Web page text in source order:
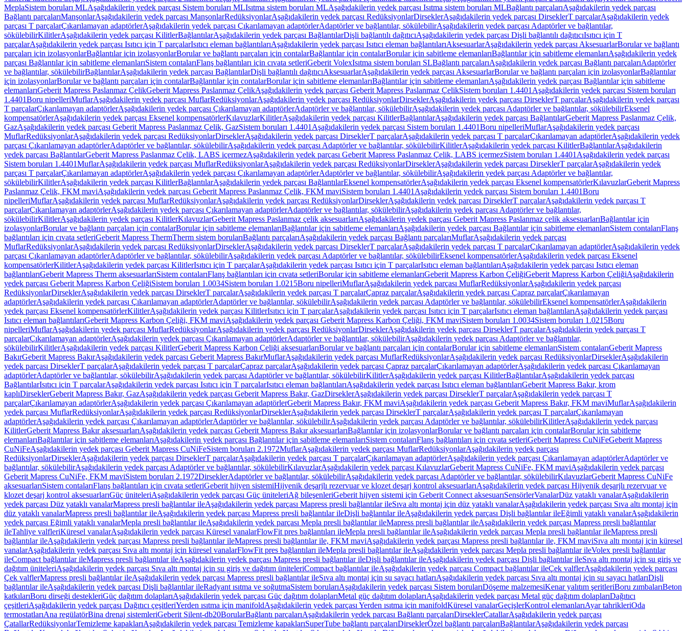
MeplaSistem boruları MLAşağıdakilerin yedek parçası Sistem boruları MLIsıtma sistem boruları MLAşağıdakilerin yedek parçası Isıtma sistem boruları MLBağlantı parçalarıAşağıdakilerin yedek parçası
Bağlantı parçalarıManşonlarAşağıdakilerin yedek parçası ManşonlarRedüksiyonlarAşağıdakilerin yedek parçası RedüksiyonlarDirseklerAşağıdakilerin yedek parçası DirseklerT parçalarAşağıdakilerin yedek
parçası T parçalarÇıkarılamayan adaptörlerAşağıdakilerin yedek parçası Çıkarılamayan adaptörlerAdaptörler ve bağlantılar, sökülebilirAşağıdakilerin yedek parçası Adaptörler ve bağlantılar,
sökülebilirKilitlerAşağıdakilerin yedek parçası KilitlerBağlantılarAşağıdakilerin yedek parçası BağlantılarDişli bağlantılı dağıtıcıAşağıdakilerin yedek parçası Dişli bağlantılı dağıtıcıIsıtıcı için T
parçalarAşağıdakilerin yedek parçası Isıtıcı için T parçalarIsıtıcı eleman bağlantılarıAşağıdakilerin yedek parçası Isıtıcı eleman bağlantılarıAksesuarlarAşağıdakilerin yedek parçası AksesuarlarBorular ve bağlantı
parçaları için izolasyonlarBağlantılar için izolasyonlarBorular ve bağlantı parçaları için contalarBağlantılar için contalarBorular için sabitleme elemanlarıBağlantılar için sabitleme elemanlarıAşağıdakilerin yedek
parçası Bağlantılar için sabitleme elemanlarıSistem contalarıFlanş bağlantıları için cıvata setleriGeberit VolexIsıtma sistem boruları SLBağlantı parçalarıAşağıdakilerin yedek parçası Bağlantı parçalarıAdaptörler
ve bağlantılar, sökülebilirBağlantılarAşağıdakilerin yedek parçası BağlantılarDişli bağlantılı dağıtıcıAksesuarlarAşağıdakilerin yedek parçası AksesuarlarBorular ve bağlantı parçaları için izolasyonlarBağlantılar
için izolasyonlarBorular ve bağlantı parçaları için contalarBağlantılar için contalarBorular için sabitleme elemanlarıBağlantılar için sabitleme elemanlarıAşağıdakilerin yedek parçası Bağlantılar için sabitleme
elemanlarıGeberit Mapress Paslanmaz ÇelikGeberit Mapress Paslanmaz ÇelikAşağıdakilerin yedek parçası Geberit Mapress Paslanmaz ÇelikSistem boruları 1.4401 Aşağıdakilerin yedek parçası Sistem boruları
1.4401Boru nipelleriMuflarAşağıdakilerin yedek parçası MuflarRedüksiyonlarAşağıdakilerin yedek parçası RedüksiyonlarDirseklerAşağıdakilerin yedek parçası DirseklerT parçalarAşağıdakilerin yedek parçası
T parçalarÇıkarılamayan adaptörlerAşağıdakilerin yedek parçası Çıkarılamayan adaptörlerAdaptörler ve bağlantılar, sökülebilirAşağıdakilerin yedek parçası Adaptörler ve bağlantılar, sökülebilirEksenel
kompensatörlerAşağıdakilerin yedek parçası Eksenel kompensatörlerKılavuzlarKilitlerAşağıdakilerin yedek parçası KilitlerBağlantılarAşağıdakilerin yedek parçası BağlantılarGeberit Mapress Paslanmaz Çelik,
GazAşağıdakilerin yedek parçası Geberit Mapress Paslanmaz Çelik, GazSistem boruları 1.4401 Aşağıdakilerin yedek parçası Sistem boruları 1.4401Boru nipelleriMuflarAşağıdakilerin yedek parçası
MuflarRedüksiyonlarAşağıdakilerin yedek parçası RedüksiyonlarDirseklerAşağıdakilerin yedek parçası DirseklerT parçalarAşağıdakilerin yedek parçası T parçalarÇıkarılamayan adaptörlerAşağıdakilerin yedek
parçası Çıkarılamayan adaptörlerAdaptörler ve bağlantılar, sökülebilirAşağıdakilerin yedek parçası Adaptörler ve bağlantılar, sökülebilirKilitlerAşağıdakilerin yedek parçası KilitlerBağlantılarAşağıdakilerin
yedek parçası BağlantılarGeberit Mapress Paslanmaz Çelik, LABS içermezAşağıdakilerin yedek parçası Geberit Mapress Paslanmaz Çelik, LABS içermezSistem boruları 1.4401 Aşağıdakilerin yedek parçası
Sistem boruları 1.4401MuflarAşağıdakilerin yedek parçası MuflarRedüksiyonlarAşağıdakilerin yedek parçası RedüksiyonlarDirseklerAşağıdakilerin yedek parçası DirseklerT parçalarAşağıdakilerin yedek
parçası T parçalarÇıkarılamayan adaptörlerAşağıdakilerin yedek parçası Çıkarılamayan adaptörlerAdaptörler ve bağlantılar, sökülebilirAşağıdakilerin yedek parçası Adaptörler ve bağlantılar,
sökülebilirKilitlerAşağıdakilerin yedek parçası KilitlerBağlantılarAşağıdakilerin yedek parçası BağlantılarEksenel kompensatörlerAşağıdakilerin yedek parçası Eksenel kompensatörlerKılavuzlarGeberit Mapress
Paslanmaz Çelik, FKM maviAşağıdakilerin yedek parçası Geberit Mapress Paslanmaz Çelik, FKM maviSistem boruları 1.4401 Aşağıdakilerin yedek parçası Sistem boruları 1.4401Boru
nipelleriMuflarAşağıdakilerin yedek parçası MuflarRedüksiyonlarAşağıdakilerin yedek parçası RedüksiyonlarDirseklerAşağıdakilerin yedek parçası DirseklerT parçalarAşağıdakilerin yedek parçası T
parçalarÇıkarılamayan adaptörlerAşağıdakilerin yedek parçası Çıkarılamayan adaptörlerAdaptörler ve bağlantılar, sökülebilirAşağıdakilerin yedek parçası Adaptörler ve bağlantılar,
sökülebilirKilitlerAşağıdakilerin yedek parçası KilitlerKılavuzlarGeberit Mapress Paslanmaz çelik aksesuarlarıAşağıdakilerin yedek parçası Geberit Mapress Paslanmaz çelik aksesuarlarıBağlantılar için
izolasyonlarBorular ve bağlantı parçaları için contalarBorular için sabitleme elemanlarıBağlantılar için sabitleme elemanlarıAşağıdakilerin yedek parçası Bağlantılar için sabitleme elemanlarıSistem contalarıFlanş
bağlantıları için cıvata setleriGeberit Mapress ThermTherm sistem borularıBağlantı parçalarıAşağıdakilerin yedek parçası Bağlantı parçalarıMuflarAşağıdakilerin yedek parçası
MuflarRedüksiyonlarAşağıdakilerin yedek parçası RedüksiyonlarDirseklerAşağıdakilerin yedek parçası DirseklerT parçalarAşağıdakilerin yedek parçası T parçalarÇıkarılamayan adaptörlerAşağıdakilerin yedek
parçası Çıkarılamayan adaptörlerAdaptörler ve bağlantılar, sökülebilirAşağıdakilerin yedek parçası Adaptörler ve bağlantılar, sökülebilirEksenel kompensatörlerAşağıdakilerin yedek parçası Eksenel
kompensatörlerKilitlerAşağıdakilerin yedek parçası KilitlerIsıtıcı için T parçalarAşağıdakilerin yedek parçası Isıtıcı için T parçalarIsıtıcı eleman bağlantılarıAşağıdakilerin yedek parçası Isıtıcı eleman
bağlantılarıGeberit Mapress Therm aksesuarlarıSistem contalarıFlanş bağlantıları için cıvata setleriBorular için sabitleme elemanlarıGeberit Mapress Karbon ÇeliğiGeberit Mapress Karbon ÇeliğiAşağıdakilerin
yedek parçası Geberit Mapress Karbon ÇeliğiSistem boruları 1.0034Sistem boruları 1.0215Boru nipelleriMuflarAşağıdakilerin yedek parçası MuflarRedüksiyonlarAşağıdakilerin yedek parçası
RedüksiyonlarDirseklerAşağıdakilerin yedek parçası DirseklerT parçalarAşağıdakilerin yedek parçası T parçalarÇapraz parçalarAşağıdakilerin yedek parçası Çapraz parçalarÇıkarılamayan
adaptörlerAşağıdakilerin yedek parçası Çıkarılamayan adaptörlerAdaptörler ve bağlantılar, sökülebilirAşağıdakilerin yedek parçası Adaptörler ve bağlantılar, sökülebilirEksenel kompensatörlerAşağıdakilerin
yedek parçası Eksenel kompensatörlerKilitlerAşağıdakilerin yedek parçası KilitlerIsıtıcı için T parçalarAşağıdakilerin yedek parçası Isıtıcı için T parçalarIsıtıcı eleman bağlantılarıAşağıdakilerin yedek parçası
Isıtıcı eleman bağlantılarıGeberit Mapress Karbon Çeliği, FKM maviAşağıdakilerin yedek parçası Geberit Mapress Karbon Çeliği, FKM maviSistem boruları 1.0034Sistem boruları 1.0215Boru
nipelleriMuflarAşağıdakilerin yedek parçası MuflarRedüksiyonlarAşağıdakilerin yedek parçası RedüksiyonlarDirseklerAşağıdakilerin yedek parçası DirseklerT parçalarAşağıdakilerin yedek parçası T
parçalarÇıkarılamayan adaptörlerAşağıdakilerin yedek parçası Çıkarılamayan adaptörlerAdaptörler ve bağlantılar, sökülebilirAşağıdakilerin yedek parçası Adaptörler ve bağlantılar,
sökülebilirKilitlerAşağıdakilerin yedek parçası KilitlerGeberit Mapress Karbon Çeliği aksesuarlarıBorular ve bağlantı parçaları için contalarBorular için sabitleme elemanlarıSistem contalarıGeberit Mapress
BakırGeberit Mapress BakırAşağıdakilerin yedek parçası Geberit Mapress BakırMuflarAşağıdakilerin yedek parçası MuflarRedüksiyonlarAşağıdakilerin yedek parçası RedüksiyonlarDirseklerAşağıdakilerin
yedek parçası DirseklerT parçalarAşağıdakilerin yedek parçası T parçalarÇapraz parçalarAşağıdakilerin yedek parçası Çapraz parçalarÇıkarılamayan adaptörlerAşağıdakilerin yedek parçası Çıkarılamayan
adaptörlerAdaptörler ve bağlantılar, sökülebilirAşağıdakilerin yedek parçası Adaptörler ve bağlantılar, sökülebilirKilitlerAşağıdakilerin yedek parçası KilitlerBağlantılarAşağıdakilerin yedek parçası
BağlantılarIsıtıcı için T parçalarAşağıdakilerin yedek parçası Isıtıcı için T parçalarIsıtıcı eleman bağlantılarıAşağıdakilerin yedek parçası Isıtıcı eleman bağlantılarıGeberit Mapress Bakır, krom
kaplıDirseklerGeberit Mapress Bakır, GazAşağıdakilerin yedek parçası Geberit Mapress Bakır, GazDirseklerAşağıdakilerin yedek parçası DirseklerT parçalarAşağıdakilerin yedek parçası T
parçalarÇıkarılamayan adaptörlerAşağıdakilerin yedek parçası Çıkarılamayan adaptörlerGeberit Mapress Bakır, FKM maviAşağıdakilerin yedek parçası Geberit Mapress Bakır, FKM maviMuflarAşağıdakilerin
yedek parçası MuflarRedüksiyonlarAşağıdakilerin yedek parçası RedüksiyonlarDirseklerAşağıdakilerin yedek parçası DirseklerT parçalarAşağıdakilerin yedek parçası T parçalarÇıkarılamayan
adaptörlerAşağıdakilerin yedek parçası Çıkarılamayan adaptörlerAdaptörler ve bağlantılar, sökülebilirAşağıdakilerin yedek parçası Adaptörler ve bağlantılar, sökülebilirKilitlerAşağıdakilerin yedek parçası
KilitlerGeberit Mapress Bakır aksesuarlarıAşağıdakilerin yedek parçası Geberit Mapress Bakır aksesuarlarıBağlantılar için izolasyonlarBorular ve bağlantı parçaları için contalarBorular için sabitleme
elemanlarıBağlantılar için sabitleme elemanlarıAşağıdakilerin yedek parçası Bağlantılar için sabitleme elemanlarıSistem contalarıFlanş bağlantıları için cıvata setleriGeberit Mapress CuNiFeGeberit Mapress
CuNiFeAşağıdakilerin yedek parçası Geberit Mapress CuNiFeSistem boruları 2.1972MuflarAşağıdakilerin yedek parçası MuflarRedüksiyonlarAşağıdakilerin yedek parçası
RedüksiyonlarDirseklerAşağıdakilerin yedek parçası DirseklerT parçalarAşağıdakilerin yedek parçası T parçalarÇıkarılamayan adaptörlerAşağıdakilerin yedek parçası Çıkarılamayan adaptörlerAdaptörler ve
bağlantılar, sökülebilirAşağıdakilerin yedek parçası Adaptörler ve bağlantılar, sökülebilirKılavuzlarAşağıdakilerin yedek parçası KılavuzlarGeberit Mapress CuNiFe, FKM maviAşağıdakilerin yedek parçası
Geberit Mapress CuNiFe, FKM maviSistem boruları 2.1972DirseklerAdaptörler ve bağlantılar, sökülebilirAşağıdakilerin yedek parçası Adaptörler ve bağlantılar, sökülebilirKılavuzlarGeberit Mapress CuNiFe
aksesuarlarıSistem contalarıFlanş bağlantıları için cıvata setleriGeberit hijyen sistemiHijyenik deşarjlı rezervuar ve klozet deşarj kontrol aksesuarlarıAşağıdakilerin yedek parçası Hijyenik deşarjlı rezervuar ve
klozet deşarj kontrol aksesuarlarıGüç üniteleriAşağıdakilerin yedek parçası Güç üniteleriAğ bileşenleriGeberit hijyen sistemi için Geberit Connect aksesuarıSensörlerVanalarDüz yataklı vanalarAşağıdakilerin
yedek parçası Düz yataklı vanalarMapress presli bağlantılar ileAşağıdakilerin yedek parçası Mapress presli bağlantılar ileSıva altı montaj için düz yataklı vanalarAşağıdakilerin yedek parçası Sıva altı montaj için
düz yataklı vanalarMapress presli bağlantılar ileAşağıdakilerin yedek parçası Mapress presli bağlantılar ileDişli bağlantılar ileAşağıdakilerin yedek parçası Dişli bağlantılar ileEğimli yataklı vanalarAşağıdakilerin
yedek parçası Eğimli yataklı vanalarMepla presli bağlantılar ileAşağıdakilerin yedek parçası Mepla presli bağlantılar ileMapress presli bağlantılar ileAşağıdakilerin yedek parçası Mapress presli bağlantılar
ileTahliye valfleriKüresel vanalarAşağıdakilerin yedek parçası Küresel vanalarFlowFit pres bağlantıları ileMepla presli bağlantılar ileAşağıdakilerin yedek parçası Mepla presli bağlantılar ileMapress presli
bağlantılar ileAşağıdakilerin yedek parçası Mapress presli bağlantılar ileMapress presli bağlantılar ile, FKM maviAşağıdakilerin yedek parçası Mapress presli bağlantılar ile, FKM maviSıva altı montaj için küresel
vanalarAşağıdakilerin yedek parçası Sıva altı montaj için küresel vanalarFlowFit pres bağlantıları ileMepla presli bağlantılar ileAşağıdakilerin yedek parçası Mepla presli bağlantılar ileVolex presli bağlantılar
ileCompact bağlantılar ileMapress presli bağlantılar ileAşağıdakilerin yedek parçası Mapress presli bağlantılar ileDişli bağlantılar ileAşağıdakilerin yedek parçası Dişli bağlantılar ileSıva altı montaj için su giriş ve
dağıtım üniteleriAşağıdakilerin yedek parçası Sıva altı montaj için su giriş ve dağıtım üniteleriCompact bağlantılar ileAşağıdakilerin yedek parçası Compact bağlantılar ileÇek valflerAşağıdakilerin yedek parçası
Çek valflerMapress presli bağlantılar ileAşağıdakilerin yedek parçası Mapress presli bağlantılar ileSıva altı montaj için su sayacı hatlarıAşağıdakilerin yedek parçası Sıva altı montaj için su sayacı hatlarıDişli
bağlantılar ileAşağıdakilerin yedek parçası Dişli bağlantılar ileRadyant ısıtma ve soğutmaSistem borularıAşağıdakilerin yedek parçası Sistem borularıDöşeme malzemesiKenar yalıtım şeritleriBoru zımbalarıBeton
katkılarıBoru dirseği destekleriGüç dağıtım dolaplarıAşağıdakilerin yedek parçası Güç dağıtım dolaplarıMetal güç dağıtım dolaplarıAşağıdakilerin yedek parçası Metal güç dağıtım dolaplarıDağıtıcı
çeşitleriAşağıdakilerin yedek parçası Dağıtıcı çeşitleriYerden ısıtma için manifoldAşağıdakilerin yedek parçası Yerden ısıtma için manifoldKüresel vanalarGeçişlerKontrol elemanlarıAyar tahrikleriOda
termostatlarıAna regülatörBina drenaj sistemleriGeberit Silent-db20BorularBağlantı parçalarıAşağıdakilerin yedek parçası Bağlantı parçalarıDirseklerÇatallarAşağıdakilerin yedek parçası
ÇatallarRedüksiyonlarTemizleme kapaklarıAşağıdakilerin yedek parçası Temizleme kapaklarıSuperTube bağlantı parçalarıDirseklerÖzel bağlantı parçalarıBağlantılarAşağıdakilerin yedek parçası